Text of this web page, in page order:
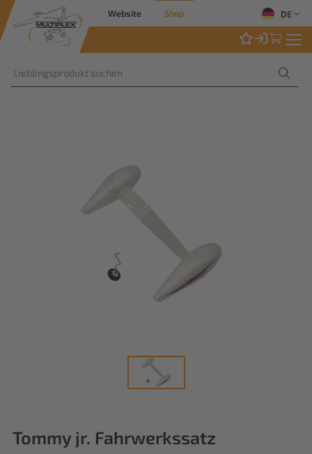
Website Shop DE
Tommy jr. Fahrwerkssatz